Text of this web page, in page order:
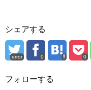
シェアする
error 0 0
フォローする